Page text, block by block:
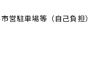
営駐車場等（自己負担）